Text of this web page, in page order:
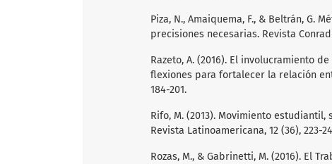
Piza, N., Amaiquema, F., & Beltrán, G.
precisiones necesarias. Revista
Razeto, A. (2016). El involucramiento
flexiones para fortalecer la relación
184-201.
Rifo, M. (2013). Movimiento
Revista Latinoamericana, 12 (36), 223-
Rozas, M., & Gabrinetti, M. (2016). El